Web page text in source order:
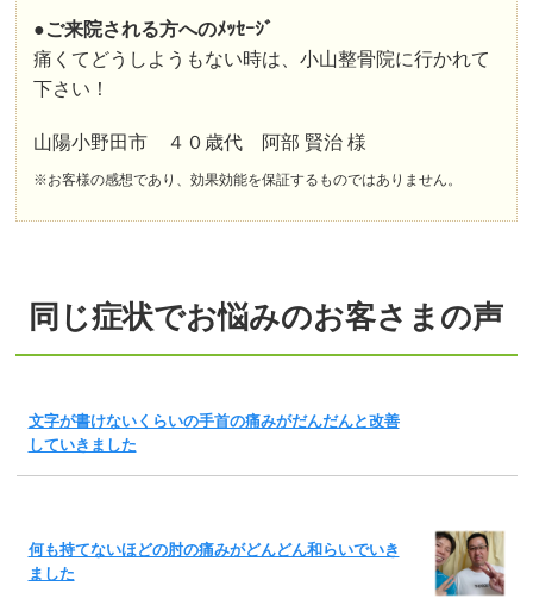
●ご来院される方へのﾒｯｾｰｼﾞ
痛くてどうしようもない時は、小山整骨院に行かれて
下さい！
山陽小野田市 ４０歳代 阿部 賢治 様
※お客様の感想であり、効果効能を保証するものではありません。
同じ症状でお悩みのお客さまの声
文字が書けないくらいの手首の痛みがだんだんと改善
していきました
何も持てないほどの肘の痛みがどんどん和らいでいき
ました